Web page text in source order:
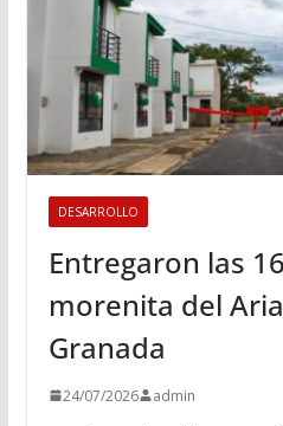
DESARROLLO
Entregaron las
morenita del
Granada
24/07/2026 admin